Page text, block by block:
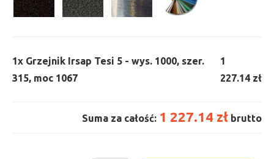
1x Grzejnik Irsap Tesi 5 - wys. 1000, szer.
315, moc 1067
1
227.14 zł
Suma za całość: 1 227.14 zł brutto